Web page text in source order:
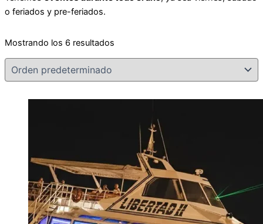
o feriados y pre-feriados.
Mostrando los 6 resultados